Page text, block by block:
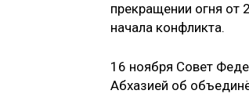
прекращении огня от
начала конфликта.
16 ноября Совет
Абхазией об